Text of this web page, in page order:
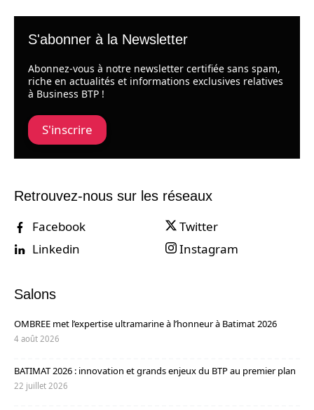
S'abonner à la Newsletter
Abonnez-vous à notre newsletter certifiée sans spam,
riche en actualités et informations exclusives relatives
à Business BTP !
S'inscrire
Retrouvez-nous sur les réseaux
Facebook
Twitter
Linkedin
Instagram
Salons
OMBREE met l’expertise ultramarine à l’honneur à Batimat 2026
4 août 2026
BATIMAT 2026 : innovation et grands enjeux du BTP au premier plan
22 juillet 2026